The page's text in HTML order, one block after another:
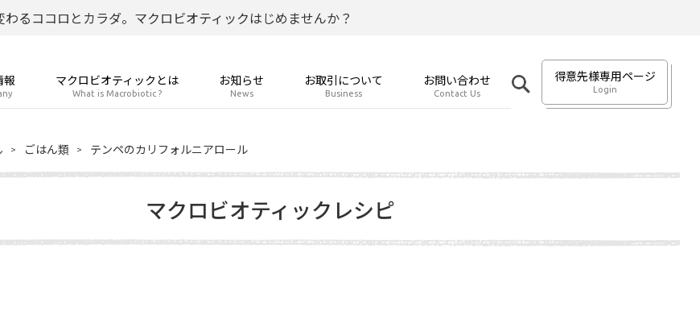
わるココロとカラダ。マクロビオティックはじめませんか？
報 マクロビオティックとは
What is Macrobiotic ?
お知らせ
News
お取引について
Business
お問い合わせ
Contact Us
得意先様専用ページ
Login
ごはん類 テンペのカリフォルニアロール
マクロビオティックレシピ